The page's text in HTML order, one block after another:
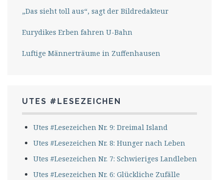
„Das sieht toll aus“, sagt der Bildredakteur
Eurydikes Erben fahren U-Bahn
Luftige Männerträume in Zuffenhausen
UTES #LESEZEICHEN
Utes #Lesezeichen Nr. 9: Dreimal Island
Utes #Lesezeichen Nr. 8: Hunger nach Leben
Utes #Lesezeichen Nr. 7: Schwieriges Landleben
Utes #Lesezeichen Nr. 6: Glückliche Zufälle